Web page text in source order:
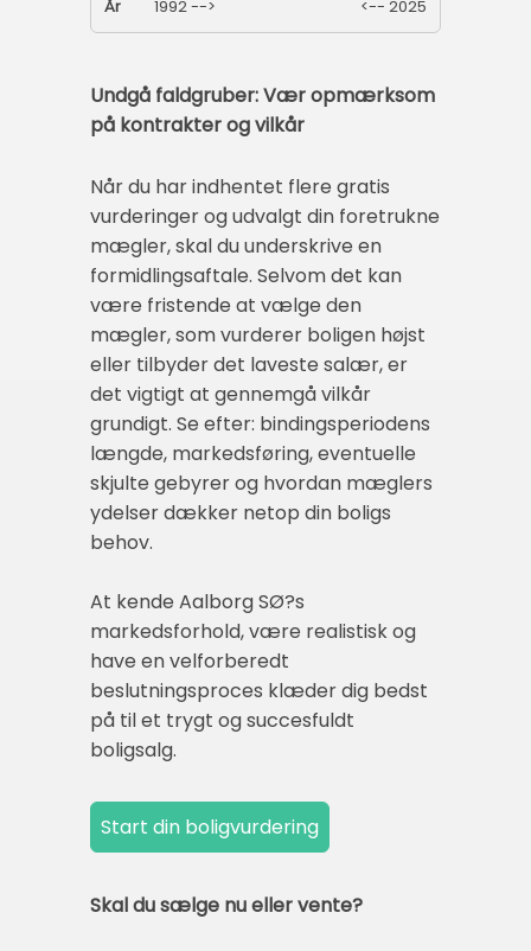
År 1992 --> <-- 2025
Undgå faldgruber: Vær opmærksom
på kontrakter og vilkår
Når du har indhentet flere gratis
vurderinger og udvalgt din foretrukne
mægler, skal du underskrive en
formidlingsaftale. Selvom det kan
være fristende at vælge den
mægler, som vurderer boligen højst
eller tilbyder det laveste salær, er
det vigtigt at gennemgå vilkår
grundigt. Se efter: bindingsperiodens
længde, markedsføring, eventuelle
skjulte gebyrer og hvordan mæglers
ydelser dækker netop din boligs
behov.
At kende Aalborg SØ?s
markedsforhold, være realistisk og
have en velforberedt
beslutningsproces klæder dig bedst
på til et trygt og succesfuldt
boligsalg.
Skal du sælge nu eller vente?